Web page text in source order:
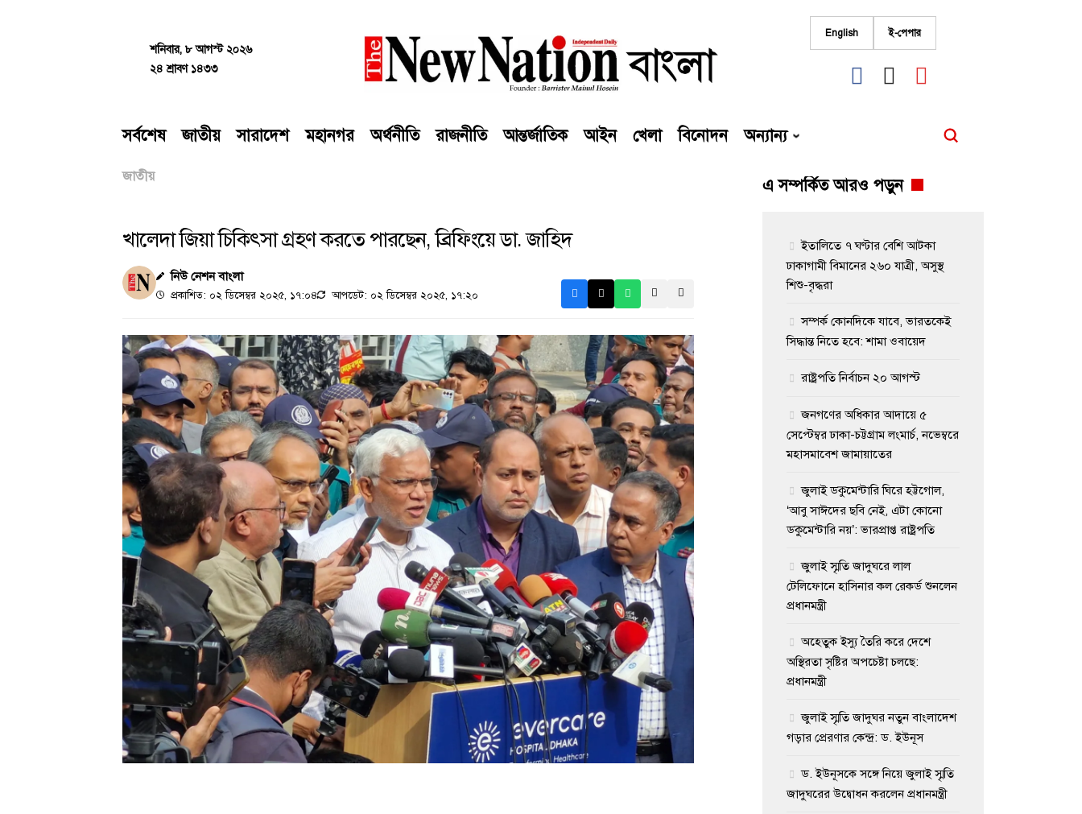
শনিবার, ৮ আগস্ট ২০২৬
২৪ শ্রাবণ ১৪৩৩
English ই-পেপার
fab
fa-
fab
fa-
সর্বশেষ জাতীয় সারাদেশ মহানগর অর্থনীতি রাজনীতি আন্তর্জাতিক আইন খেলা বিনোদন অন্যান্য
জাতীয়
খালেদা জিয়া চিকিৎসা গ্রহণ করতে পারছেন, ব্রিফিংয়ে ডা. জাহিদ
নিউ নেশন বাংলা
প্রকাশিত: ০২ ডিসেম্বর ২০২৫, ১৭:০৪ আপডেট: ০২ ডিসেম্বর ২০২৫, ১৭:২০
এ সম্পর্কিত আরও পড়ুন
ইতালিতে ৭ ঘণ্টার বেশি আটকা
ঢাকাগামী বিমানের ২৬০ যাত্রী, অসুস্থ
শিশু-বৃদ্ধরা
সম্পর্ক কোনদিকে যাবে, ভারতকেই
সিদ্ধান্ত নিতে হবে: শামা ওবায়েদ
রাষ্ট্রপতি নির্বাচন ২০ আগস্ট
জনগণের অধিকার আদায়ে ৫
সেপ্টেম্বর ঢাকা-চট্টগ্রাম লংমার্চ, নভেম্বরে
মহাসমাবেশ জামায়াতের
জুলাই ডকুমেন্টারি ঘিরে হট্টগোল,
‘আবু সাঈদের ছবি নেই, এটা কোনো
ডকুমেন্টারি নয়’: ভারপ্রাপ্ত রাষ্ট্রপতি
জুলাই স্মৃতি জাদুঘরে লাল
টেলিফোনে হাসিনার কল রেকর্ড শুনলেন
প্রধানমন্ত্রী
অহেতুক ইস্যু তৈরি করে দেশে
অস্থিরতা সৃষ্টির অপচেষ্টা চলছে:
প্রধানমন্ত্রী
জুলাই স্মৃতি জাদুঘর নতুন বাংলাদেশ
গড়ার প্রেরণার কেন্দ্র: ড. ইউনূস
ড. ইউনূসকে সঙ্গে নিয়ে জুলাই স্মৃতি
জাদুঘরের উদ্বোধন করলেন প্রধানমন্ত্রী